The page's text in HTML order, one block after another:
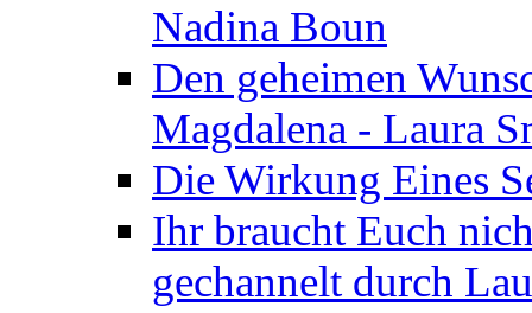
Nadina Boun
Den geheimen
Magdalena - Laura
Die Wirkung Eines
Ihr braucht Euch
gechannelt durch